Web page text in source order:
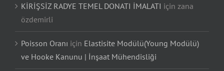
KİRİŞSİZ RADYE TEMEL DONATI İMALATI için zana
özdemirli
Poisson Oranı için Elastisite Modülü(Young Modülü)
ve Hooke Kanunu | İnşaat Mühendisliği